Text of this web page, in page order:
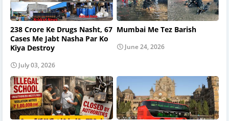
238 Crore Ke Drugs Nasht, 67
Cases Me Jabt Nasha Par Ko
Kiya Destroy
July 03, 2026
Mumbai Me Tez Barish
June 24, 2026